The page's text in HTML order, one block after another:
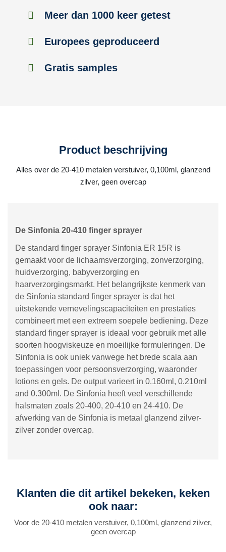
Meer dan 1000 keer getest
Europees geproduceerd
Gratis samples
Product beschrijving
Alles over de 20-410 metalen verstuiver, 0,100ml, glanzend
zilver, geen overcap
De Sinfonia 20-410 finger sprayer
De standard finger sprayer Sinfonia ER 15R is
gemaakt voor de lichaamsverzorging, zonverzorging,
huidverzorging, babyverzorging en
haarverzorgingsmarkt. Het belangrijkste kenmerk van
de Sinfonia standard finger sprayer is dat het
uitstekende vernevelingscapaciteiten en prestaties
combineert met een extreem soepele bediening. Deze
standard finger sprayer is ideaal voor gebruik met alle
soorten hoogviskeuze en moeilijke formuleringen. De
Sinfonia is ook uniek vanwege het brede scala aan
toepassingen voor persoonsverzorging, waaronder
lotions en gels. De output varieert in 0.160ml, 0.210ml
and 0.300ml. De Sinfonia heeft veel verschillende
halsmaten zoals 20-400, 20-410 en 24-410. De
afwerking van de Sinfonia is metaal glanzend zilver-
zilver zonder overcap.
Klanten die dit artikel bekeken, keken
ook naar:
Voor de 20-410 metalen verstuiver, 0,100ml, glanzend zilver,
geen overcap